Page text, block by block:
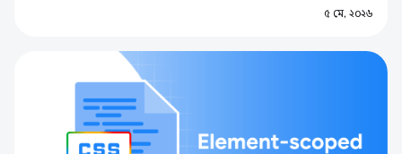
৫ মে, ২০২৬